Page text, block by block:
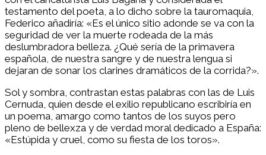
testamento del poeta, a lo dicho sobre la tauromaquia,
Federico añadiría: «Es el único sitio adonde se va con la
seguridad de ver la muerte rodeada de la más
deslumbradora belleza. ¿Qué sería de la primavera
española, de nuestra sangre y de nuestra lengua si
dejaran de sonar los clarines dramáticos de la corrida?».
Sol y sombra, contrastan estas palabras con las de Luis
Cernuda, quien desde el exilio republicano escribiría en
un poema, amargo como tantos de los suyos pero
pleno de bellexza y de verdad moral dedicado a España:
«Estúpida y cruel, como su fiesta de los toros».